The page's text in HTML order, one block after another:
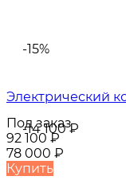
-15%
-14 100₽
Электрический
Под заказ
92 100 ₽
78 000 ₽
Купить